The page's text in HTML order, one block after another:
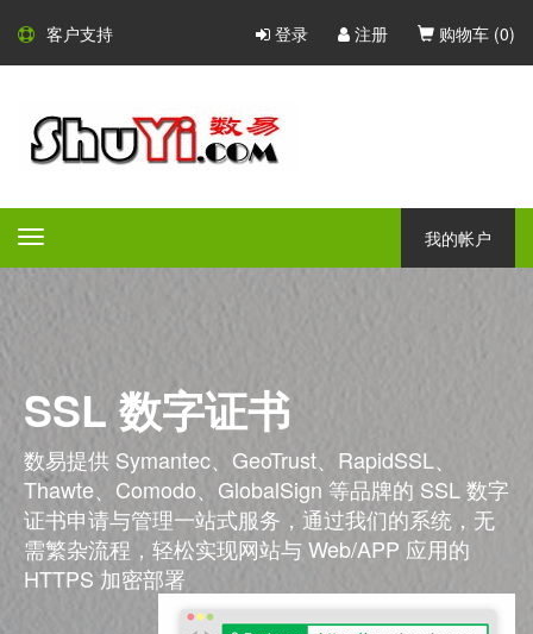
客户支持 登录 注册 购物车 (0)
Toggle
navigation
我的帐户
SSL 数字证书
数易提供 Symantec、GeoTrust、RapidSSL、
Thawte、Comodo、GlobalSign 等品牌的 SSL 数字
证书申请与管理一站式服务，通过我们的系统，无
需繁杂流程，轻松实现网站与 Web/APP 应用的
HTTPS 加密部署